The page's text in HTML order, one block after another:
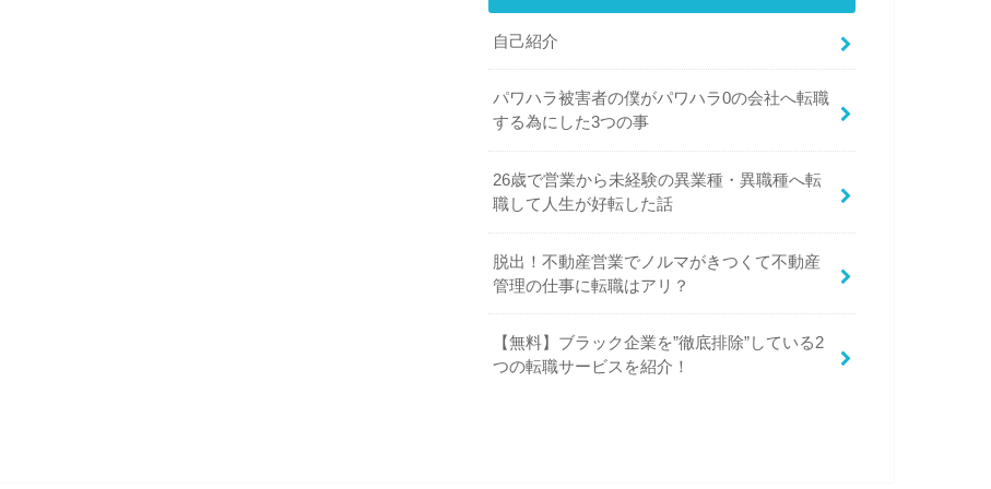
自己紹介
パワハラ被害者の僕がパワハラ0の会社へ転職
する為にした3つの事
26歳で営業から未経験の異業種・異職種へ転
職して人生が好転した話
脱出！不動産営業でノルマがきつくて不動産
管理の仕事に転職はアリ？
【無料】ブラック企業を”徹底排除”している2
つの転職サービスを紹介！